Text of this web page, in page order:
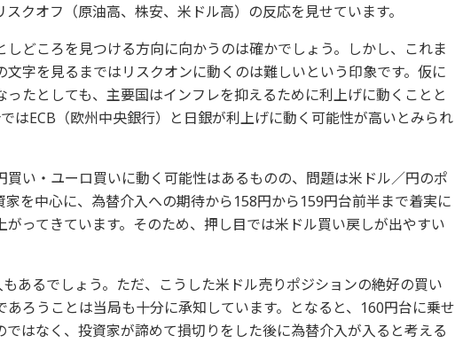
クオフ（原油高、株安、米ドル高）の反応を見せています。
どころを見つける方向に向かうのは確かでしょう。しかし、これま
字を見るまではリスクオンに動くのは難しいという印象です。仮に
たとしても、主要国はインフレを抑えるために利上げに動くことと
はECB（欧州中央銀行）と日銀が利上げに動く可能性が高いとみられ
買い・ユーロ買いに動く可能性はあるものの、問題は米ドル／円のポ
を中心に、為替介入への期待から158円から159円台前半まで着実に
ってきています。そのため、押し目では米ドル買い戻しが出やすい
あるでしょう。ただ、こうした米ドル売りポジションの絶好の買い
ろうことは当局も十分に承知しています。となると、160円台に乗せ
はなく、投資家が諦めて損切りをした後に為替介入が入ると考える